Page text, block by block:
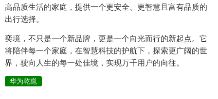
高品质生活的家庭，提供一个更安全、更智慧且富有品质的
出行选择。
奕境，不只是一个新品牌，更是一个向光而行的新起点。它
将陪伴每一个家庭，在智慧科技的护航下，探索更广阔的世
界，驶向人生的每一处佳境，实现万千用户的向往。
华为乾崑